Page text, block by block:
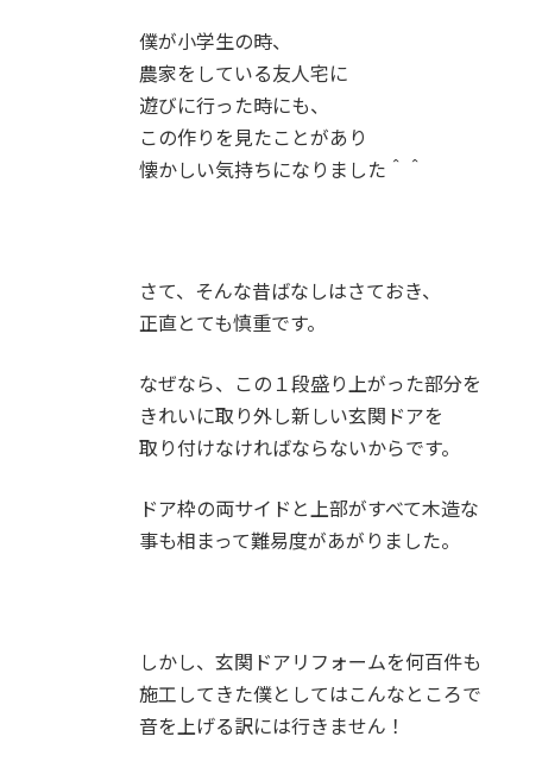
僕が小学生の時、
農家をしている友人宅に
遊びに行った時にも、
この作りを見たことがあり
懐かしい気持ちになりました＾＾
さて、そんな昔ばなしはさておき、
正直とても慎重です。
なぜなら、この１段盛り上がった部分を
きれいに取り外し新しい玄関ドアを
取り付けなければならないからです。
ドア枠の両サイドと上部がすべて木造な
事も相まって難易度があがりました。
しかし、玄関ドアリフォームを何百件も
施工してきた僕としてはこんなところで
音を上げる訳には行きません！